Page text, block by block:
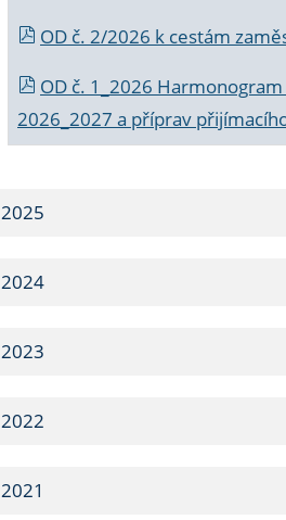
OD č. 2/2026 k cestám
OD č. 1_2026
2026_2027 a příprav
2025
2024
2023
2022
2021